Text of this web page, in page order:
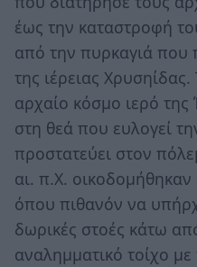
έως την καταστροφή
από την πυρκαγιά που
της ιέρειας
αρχαίο κόσμο ιερό
στη θεά που ευλογεί
προστατεύει στον
αι. π.Χ.
όπου πιθανόν να
δωρικές στοές κάτω
αναλημματικό τοίχο